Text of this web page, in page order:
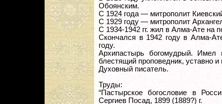
Обоянским.
С 1924 года — митрополит
С 1929 году — митрополит
С 1934-1942 гг. жил в Алма-Ате на
Скончался в 1942 году в Алма-
году.
Архипастырь богомудрый. Имел
блестящий проповедник, уставно
Духовный писатель.
Труды:
“Пастырское богословие в
Сергиев Посад, 1899 (1889?) г.